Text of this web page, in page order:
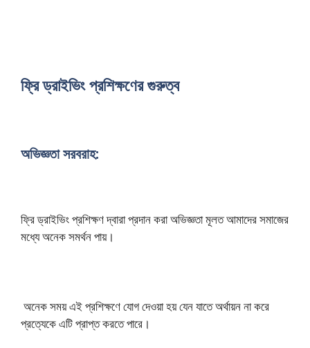
ফ্রি ড্রাইভিং প্রশিক্ষণের গুরুত্ব
অভিজ্ঞতা সরবরাহ:
ফ্রি ড্রাইভিং প্রশিক্ষণ দ্বারা প্রদান করা অভিজ্ঞতা মূলত আমাদের সমাজের
মধ্যে অনেক সমর্থন পায়।
অনেক সময় এই প্রশিক্ষণে যোগ দেওয়া হয় যেন যাতে অর্থায়ন না করে
প্রত্যেকে এটি প্রাপ্ত করতে পারে।